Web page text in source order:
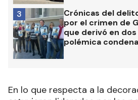
Crónicas del
por el crimen de
que derivó en
polémica condena
3
En lo que respecta a la